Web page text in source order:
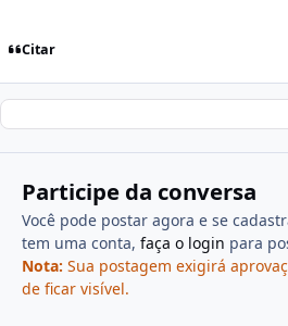
Citar
Participe da conversa
Você pode postar agora e se
tem uma conta, faça o login para
Nota: Sua postagem exigirá
de ficar visível.